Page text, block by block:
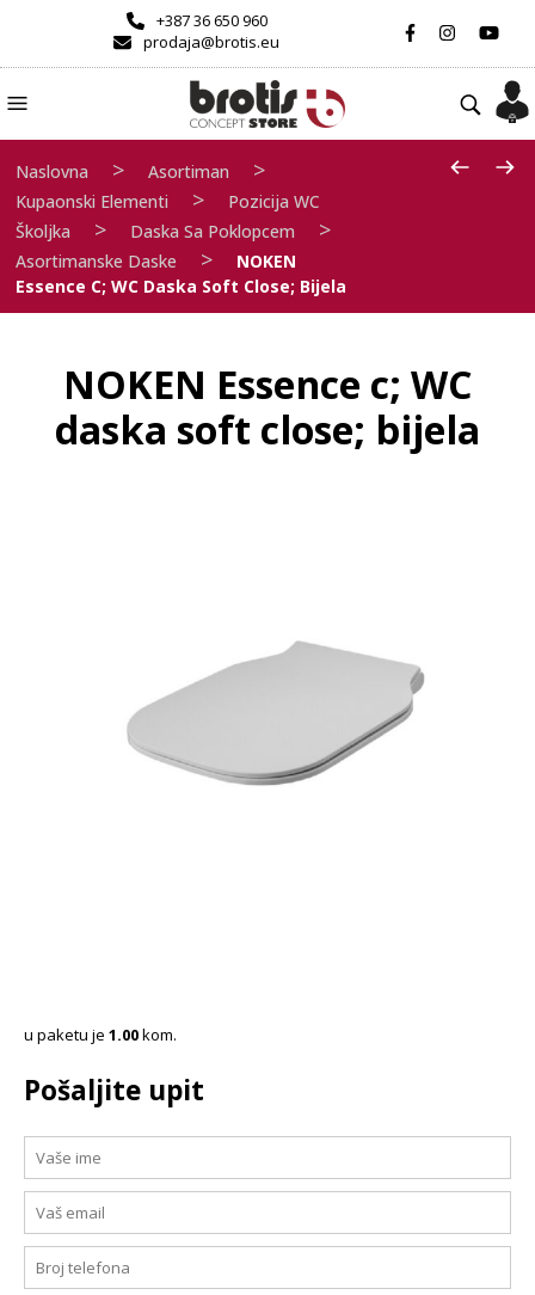
+387 36 650 960
prodaja@brotis.eu
Naslovna > Asortiman >
Kupaonski Elementi >
Pozicija WC
Školjka
> Daska Sa Poklopcem >
Asortimanske Daske >
NOKEN
Essence C; WC Daska Soft Close; Bijela
NOKEN Essence c; WC
daska soft close; bijela
u paketu je 1.00kom.
Pošaljite upit